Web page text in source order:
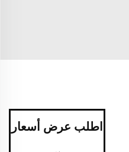
اطلب عرض أسعار